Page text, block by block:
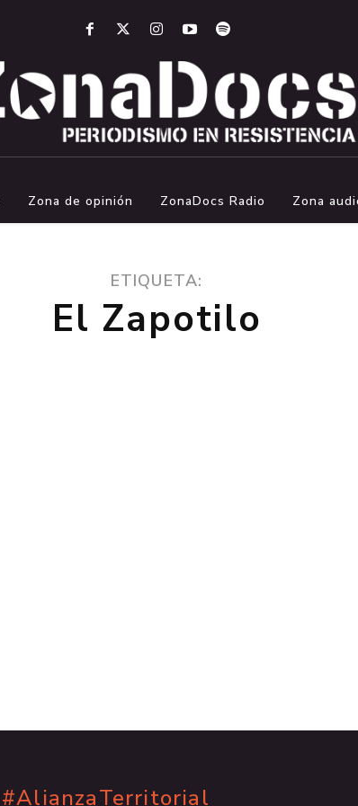
Zona de opinión ZonaDocs Radio Zona
ETIQUETA:
El Zapotilo
#AlianzaTerritorial
.